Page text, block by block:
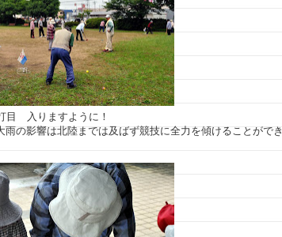
目 入りますように！
の影響は北陸までは及ばず競技に全力を傾けることができ